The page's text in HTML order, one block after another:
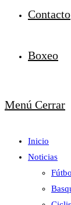
Contacto
Boxeo
Menú Cerrar
Inicio
Noticias